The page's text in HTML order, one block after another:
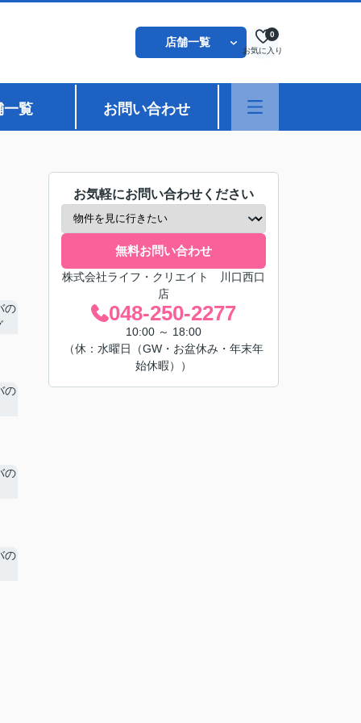
店舗一覧
お気に入り
0
一覧 お問い合わせ
お気軽にお問い合わせください
無料お問い合わせ
株式会社ライフ・クリエイト 川口西口
店
048-250-2277
10:00 ～ 18:00
（休：水曜日（GW・お盆休み・年末年
始休暇））